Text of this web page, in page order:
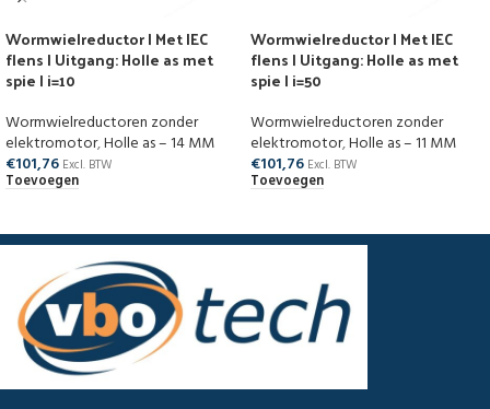
Wormwielreductor | Met IEC
flens | Uitgang: Holle as met
spie | i=10
Wormwielreductoren zonder
elektromotor,Holle as – 14 MM
€101,76 Excl. BTW
Toevoegen
Wormwielreductor | Met IEC
flens | Uitgang: Holle as met
spie | i=50
Wormwielreductoren zonder
elektromotor,Holle as – 11 MM
€101,76 Excl. BTW
Toevoegen